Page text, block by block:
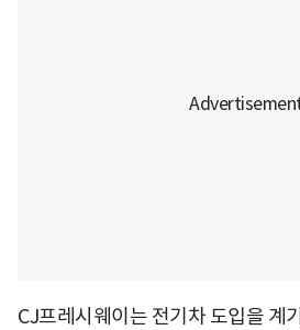
CJ프레시웨이는 전기차 도입을 계